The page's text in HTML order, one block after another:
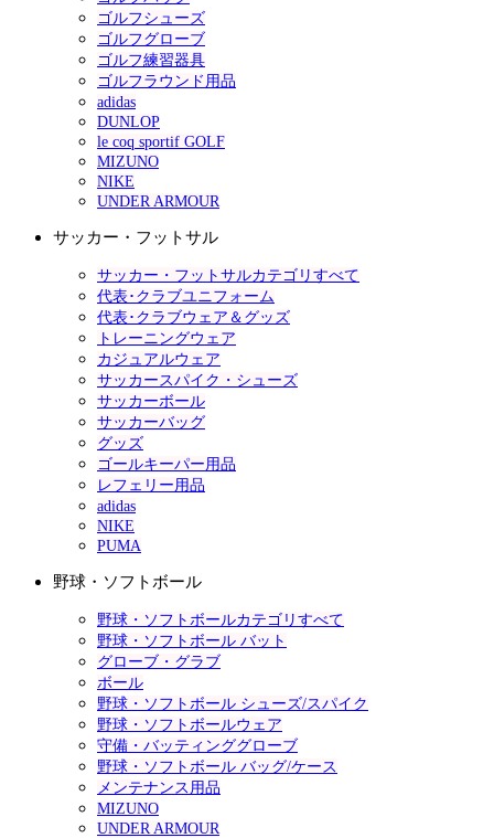
ゴルフシューズ
ゴルフグローブ
ゴルフ練習器具
ゴルフラウンド用品
adidas
DUNLOP
le coq sportif GOLF
MIZUNO
NIKE
UNDER ARMOUR
サッカー・フットサル
サッカー・フットサルカテゴリすべて
代表･クラブユニフォーム
代表･クラブウェア＆グッズ
トレーニングウェア
カジュアルウェア
サッカースパイク・シューズ
サッカーボール
サッカーバッグ
グッズ
ゴールキーパー用品
レフェリー用品
adidas
NIKE
PUMA
野球・ソフトボール
野球・ソフトボールカテゴリすべて
野球・ソフトボール バット
グローブ・グラブ
ボール
野球・ソフトボール シューズ/スパイク
野球・ソフトボールウェア
守備・バッティンググローブ
野球・ソフトボール バッグ/ケース
メンテナンス用品
MIZUNO
UNDER ARMOUR